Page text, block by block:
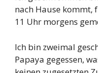
nach Hause
11 Uhr morgens
Ich bin zweimal
Papaya gegessen,